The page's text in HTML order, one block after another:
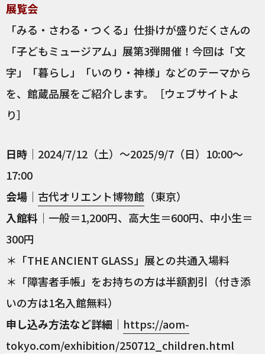
展覧会
「みる・さわる・つくる」仕掛けが盛りだくさんの
「子どもミュージアム」展第3弾開催！今回は「文
字」「暮らし」「いのり・神様」などのテーマから
を、館蔵品展をご紹介します。［ウェブサイトよ
り］
日時 ｜2024/7/12（土）～2025/9/7（日）10:00〜
17:00
会場 ｜ 古代オリエント博物館 （東京）
入館料 ｜一般＝1,200円、高大生＝600円、中小生＝
300円
＊「THE ANCIENT GLASS」展との共通入場料
＊「障害者手帳」をお持ちの方は半額割引（付き添
いの方は1名入館無料）
申し込み方法など詳細 ｜ https://aom-
tokyo.com/exhibition/250712_children.html